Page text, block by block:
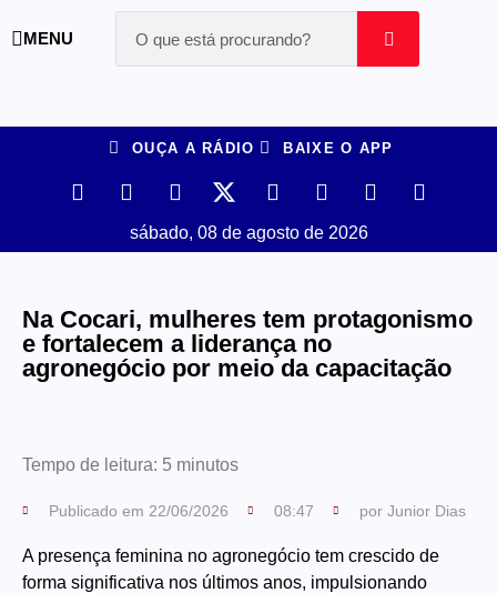
MENU
OUÇA A RÁDIO BAIXE O APP
sábado, 08 de agosto de 2026
Na Cocari, mulheres tem protagonismo
e fortalecem a liderança no
agronegócio por meio da capacitação
Tempo de leitura: 5 minutos
Publicado em 22/06/2026 08:47 por Junior Dias
A presença feminina no agronegócio tem crescido de
forma significativa nos últimos anos, impulsionando